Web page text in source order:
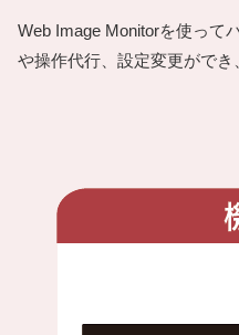
Web Image Monitorを使って
や操作代行、設定変更がで